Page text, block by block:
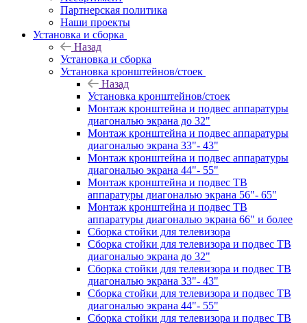
Партнерская политика
Наши проекты
Установка и сборка
Назад
Установка и сборка
Установка кронштейнов/стоек
Назад
Установка кронштейнов/стоек
Монтаж кронштейна и подвес аппаратуры
диагональю экрана до 32"
Монтаж кронштейна и подвес аппаратуры
диагональю экрана 33"- 43"
Монтаж кронштейна и подвес аппаратуры
диагональю экрана 44"- 55"
Монтаж кронштейна и подвес ТВ
аппаратуры диагональю экрана 56"- 65"
Монтаж кронштейна и подвес ТВ
аппаратуры диагональю экрана 66" и более
Сборка стойки для телевизора
Сборка стойки для телевизора и подвес ТВ
диагональю экрана до 32"
Сборка стойки для телевизора и подвес ТВ
диагональю экрана 33"- 43"
Сборка стойки для телевизора и подвес ТВ
диагональю экрана 44"- 55"
Сборка стойки для телевизора и подвес ТВ